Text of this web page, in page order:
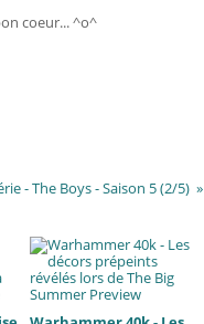
coeur... ^o^
- The Boys - Saison 5 (2/5)